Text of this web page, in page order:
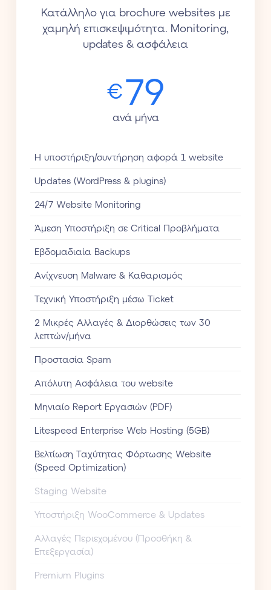
Κατάλληλο για brochure websites με
χαμηλή επισκεψιμότητα. Μοnitoring,
updates & ασφάλεια
€79
ανά μήνα
Η υποστήριξη/συντήρηση αφορά 1 website
Updates (WordPress & plugins)
24/7 Website Monitoring
Άμεση Υποστήριξη σε Critical Προβλήματα
Εβδομαδιαία Backups
Aνίχνευση Malware & Καθαρισμός
Τεχνική Υποστήριξη μέσω Ticket
2 Mικρές Αλλαγές & Διορθώσεις των 30
λεπτών/μήνα
Προστασία Spam
Aπόλυτη Ασφάλεια του website
Mηνιαίο Report Eργασιών (PDF)
Litespeed Enterprise Web Hosting (5GB)
Βελτίωση Ταχύτητας Φόρτωσης Website
(Speed Optimization)
Staging Website
Υποστήριξη WooCommerce & Updates
Αλλαγές Περιεχομένου (Προσθήκη &
Επεξεργασία)
Premium Plugins